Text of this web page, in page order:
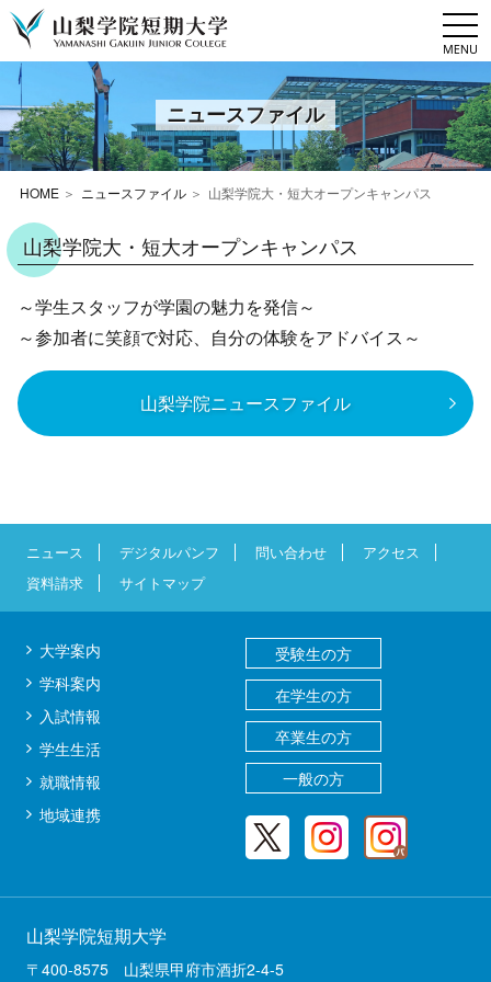
ニュースファイル
HOME ニュースファイル 山梨学院大・短大オープンキャンパス
山梨学院大・短大オープンキャンパス
～学生スタッフが学園の魅力を発信～
～参加者に笑顔で対応、自分の体験をアドバイス～
山梨学院ニュースファイル
ニュース デジタルパンフ 問い合わせ
アクセス
資料請求
サイトマップ
大学案内
学科案内
入試情報
学生生活
就職情報
地域連携
受験生の方
在学生の方
卒業生の方
一般の方
山梨学院短期大学
〒400-8575 山梨県甲府市酒折2-4-5